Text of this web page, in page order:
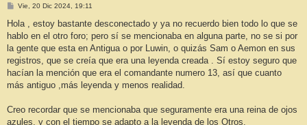
M
n
a
e
Vie, 20 Dic 2024, 19:11
Hola , estoy bastante desconectado y ya no recuerdo bien todo lo que se
hablo en el otro foro; pero sí se mencionaba en alguna parte, no se si por
la gente que esta en Antigua o por Luwin, o quizás Sam o Aemon en sus
registros, que se creía que era una leyenda creada . Sí estoy seguro que
hacían la mención que era el comandante numero 13, así que cuanto
más antiguo ,más leyenda y menos realidad.
Creo recordar que se mencionaba que seguramente era una reina de ojos
azules, y con el tiempo se adapto a la leyenda de los Otros.